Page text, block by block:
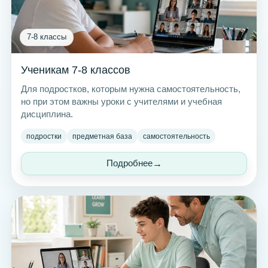
7-8 классы
Ученикам 7-8 классов
Для подростков, которым нужна самостоятельность,
но при этом важны уроки с учителями и учебная
дисциплина.
подростки предметная база самостоятельность
Подробнее